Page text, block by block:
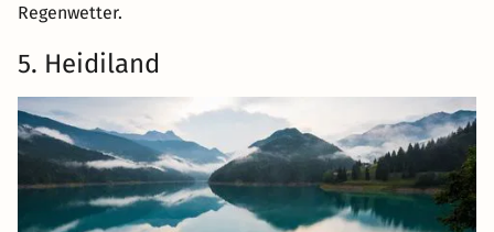
Regenwetter.
5. Heidiland